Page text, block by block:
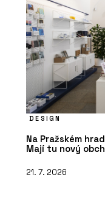
DESIGN
Na Pražském
Mají tu nový
21. 7. 2026